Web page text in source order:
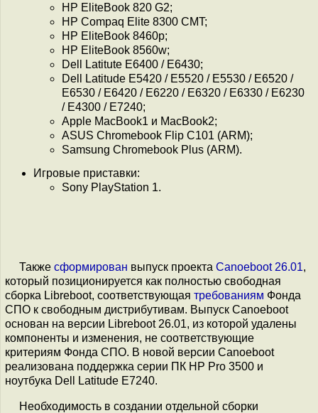
HP EliteBook 820 G2;
HP Compaq Elite 8300 CMT;
HP EliteBook 8460p;
HP EliteBook 8560w;
Dell Latitute E6400 / E6430;
Dell Latitude E5420 / E5520 / E5530 / E6520 /
E6530 / E6420 / E6220 / E6320 / E6330 / E6230
/ E4300 / E7240;
Apple MacBook1 и MacBook2;
ASUS Chromebook Flip C101 (ARM);
Samsung Chromebook Plus (ARM).
Игровые приставки:
Sony PlayStation 1.
Также сформирован выпуск проекта Canoeboot 26.01,
который позиционируется как полностью свободная
сборка Libreboot, соответствующая требованиям Фонда
СПО к свободным дистрибутивам. Выпуск Canoeboot
основан на версии Libreboot 26.01, из которой удалены
компоненты и изменения, не соответствующие
критериям Фонда СПО. В новой версии Canoeboot
реализована поддержка серии ПК HP Pro 3500 и
ноутбука Dell Latitude E7240.
Необходимость в создании отдельной сборки